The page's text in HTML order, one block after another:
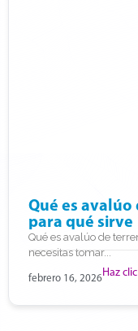
Qué es
para qué sirve
Qué es avalúo de
necesitas tomar...
febrero 16, 2026Haz